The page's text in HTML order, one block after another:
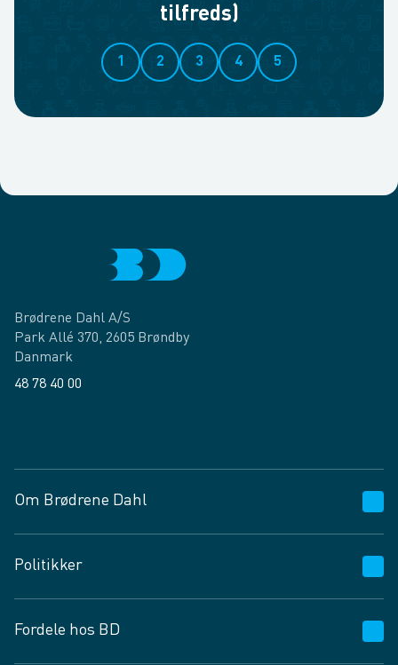
tilfreds)
1 2 3 4 5
Brødrene Dahl A/S
Park Allé 370, 2605 Brøndby
Danmark
48 78 40 00
Om Brødrene Dahl
Vagttelefon 30 10 89 89
Spørgsmål og svar
Job og karriere
Politikker
Privatlivspolitik
Fordele hos BD